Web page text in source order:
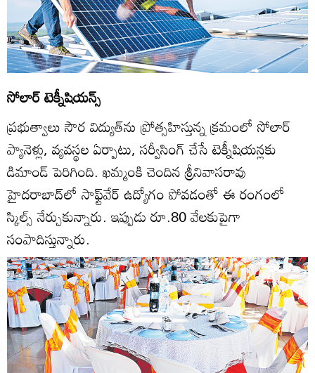
సోలార్‌ టెక్నీషియన్స్‌
ప్రభుత్వాలు సౌర విద్యుత్‌ను ప్రోత్సహిస్తున్న క్రమంలో సోలార్‌
ప్యానెళ్లు, వ్యవస్థల ఏర్పాటు, సర్వీసింగ్‌ చేసే టెక్నీషియన్లకు
డిమాండ్‌ పెరిగింది. ఖమ్మంకి చెందిన శ్రీనివాసరావు
హైదరాబాద్‌లో సాఫ్ట్‌వేర్‌ ఉద్యోగం పోవడంతో ఈ రంగంలో
స్కిల్స్‌ నేర్చుకున్నారు. ఇప్పుడు రూ.80 వేలకుపైగా
సంపాదిస్తున్నారు.